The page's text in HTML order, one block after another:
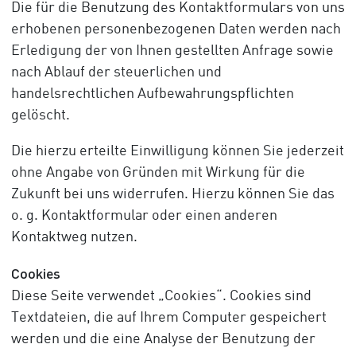
Die für die Benutzung des Kontaktformulars von uns
erhobenen personenbezogenen Daten werden nach
Erledigung der von Ihnen gestellten Anfrage sowie
nach Ablauf der steuerlichen und
handelsrechtlichen Aufbewahrungspflichten
gelöscht.
Die hierzu erteilte Einwilligung können Sie jederzeit
ohne Angabe von Gründen mit Wirkung für die
Zukunft bei uns widerrufen. Hierzu können Sie das
o. g. Kontaktformular oder einen anderen
Kontaktweg nutzen.
Cookies
Diese Seite verwendet „Cookies“. Cookies sind
Textdateien, die auf Ihrem Computer gespeichert
werden und die eine Analyse der Benutzung der